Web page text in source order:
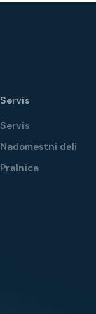
Servis
Servis
Nadomestni deli
Pralnica